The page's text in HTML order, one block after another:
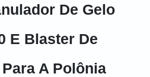
De Gelo
E Blaster De
A Polônia